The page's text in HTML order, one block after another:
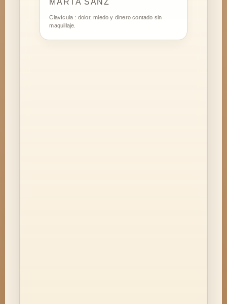
Clavícula : dolor, miedo y dinero contado sin
maquillaje.